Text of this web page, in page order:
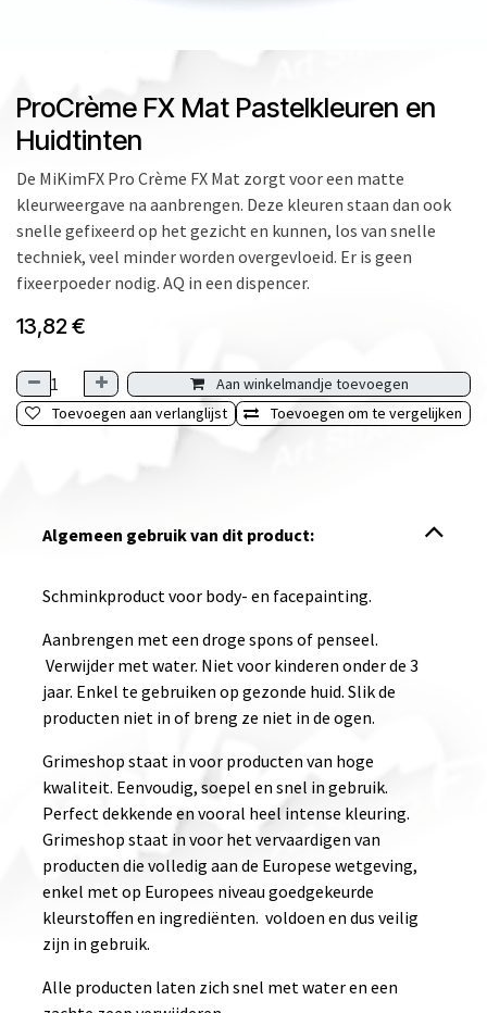
ProCrème FX Mat Pastelkleuren en
Huidtinten
De MiKimFX Pro Crème FX Mat zorgt voor een matte
kleurweergave na aanbrengen. Deze kleuren staan dan ook
snelle gefixeerd op het gezicht en kunnen, los van snelle
techniek, veel minder worden overgevloeid. Er is geen
fixeerpoeder nodig. AQ in een dispencer.
13,82€
Aan winkelmandje toevoegen
Toevoegen om te vergelijken
Toevoegen aan verlanglijst
Algemeen gebruik van dit product:
Schminkproduct voor body- en facepainting.
Aanbrengen met een droge spons of penseel.
Verwijder met water. Niet voor kinderen onder de 3
jaar. Enkel te gebruiken op gezonde huid. Slik de
producten niet in of breng ze niet in de ogen.
Grimeshop staat in voor producten van hoge
kwaliteit. Eenvoudig, soepel en snel in gebruik.
Perfect dekkende en vooral heel intense kleuring.
Grimeshop staat in voor het vervaardigen van
producten die volledig aan de Europese wetgeving,
enkel met op Europees niveau goedgekeurde
kleurstoffen en ingrediënten. voldoen en dus veilig
zijn in gebruik.
Alle producten laten zich snel met water en een